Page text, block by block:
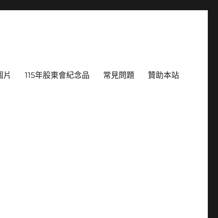
片 115年股東會紀念品 常見問題 贊助本站